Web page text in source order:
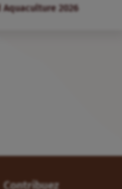
Aquaculture 2026
Contribuez